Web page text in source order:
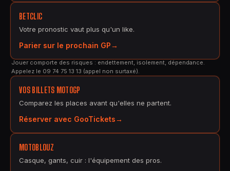
BETCLIC
Votre pronostic vaut plus qu'un like.
Parier sur le prochain GP
Jouer comporte des risques : endettement, isolement, dépendance.
Appelez le 09 74 75 13 13 (appel non surtaxé).
VOS BILLETS MOTOGP
Comparez les places avant qu'elles ne partent.
Réserver avec GooTickets
MOTOBLOUZ
Casque, gants, cuir : l'équipement des pros.